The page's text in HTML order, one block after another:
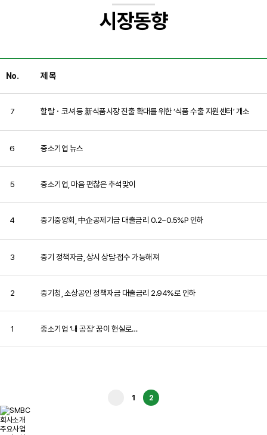
시장동향
No. 제 목
7 할랄ㆍ코셔 등 新식품시장 진출 확대를 위한 ‘식품 수출 지원센터’ 개소
6 중소기업 뉴스
5 중소기업, 마음 편찮은 추석맞이
4 중기중앙회, 中企공제기금 대출금리 0.2~0.5%P 인하
3 중기 정책자금, 상시 상담·접수 가능해져
2 중기청, 소상공인 정책자금 대출금리 2.94%로 인하
1 중소기업 ‘내 공장’ 꿈이 현실로…
1 2
회사소개
주요사업